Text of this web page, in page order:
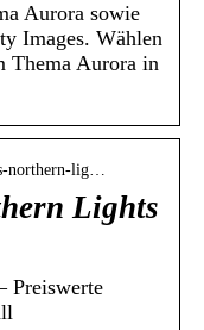
Aurora sowie
Images. Wählen
Thema Aurora in
northern-lig…
Lights
Preiswerte